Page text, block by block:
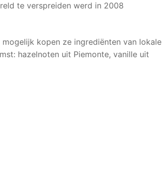
te verspreiden werd in 2008
kopen ze ingrediënten van lokale
hazelnoten uit Piemonte, vanille uit